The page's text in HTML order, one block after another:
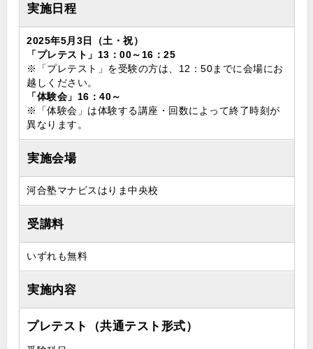
実施日程
2025年5月3日（土・祝）
「プレテスト」13：00～16：25
※「プレテスト」を受験の方は、12：50までに会場にお
越しください。
「体験会」16：40～
※「体験会」は体験する講座・回数によって終了時刻が
異なります。
実施会場
河合塾マナビスはりま中央校
受講料
いずれも無料
実施内容
プレテスト（共通テスト形式）